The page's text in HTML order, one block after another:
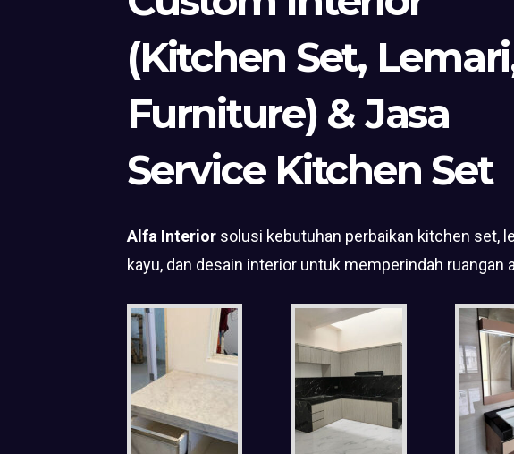
(Kitchen Set,
Furniture) & Jasa
Service Kitchen Set
Alfa Interior solusi kebutuhan perbaikan kitchen set,
kayu, dan desain interior untuk memperindah ruangan